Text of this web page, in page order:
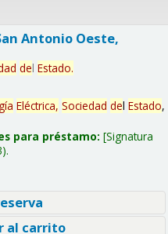
Antonio Oeste,
del Estado.
Eléctrica, Sociedad del Estado,
para préstamo: Signatura
al carrito